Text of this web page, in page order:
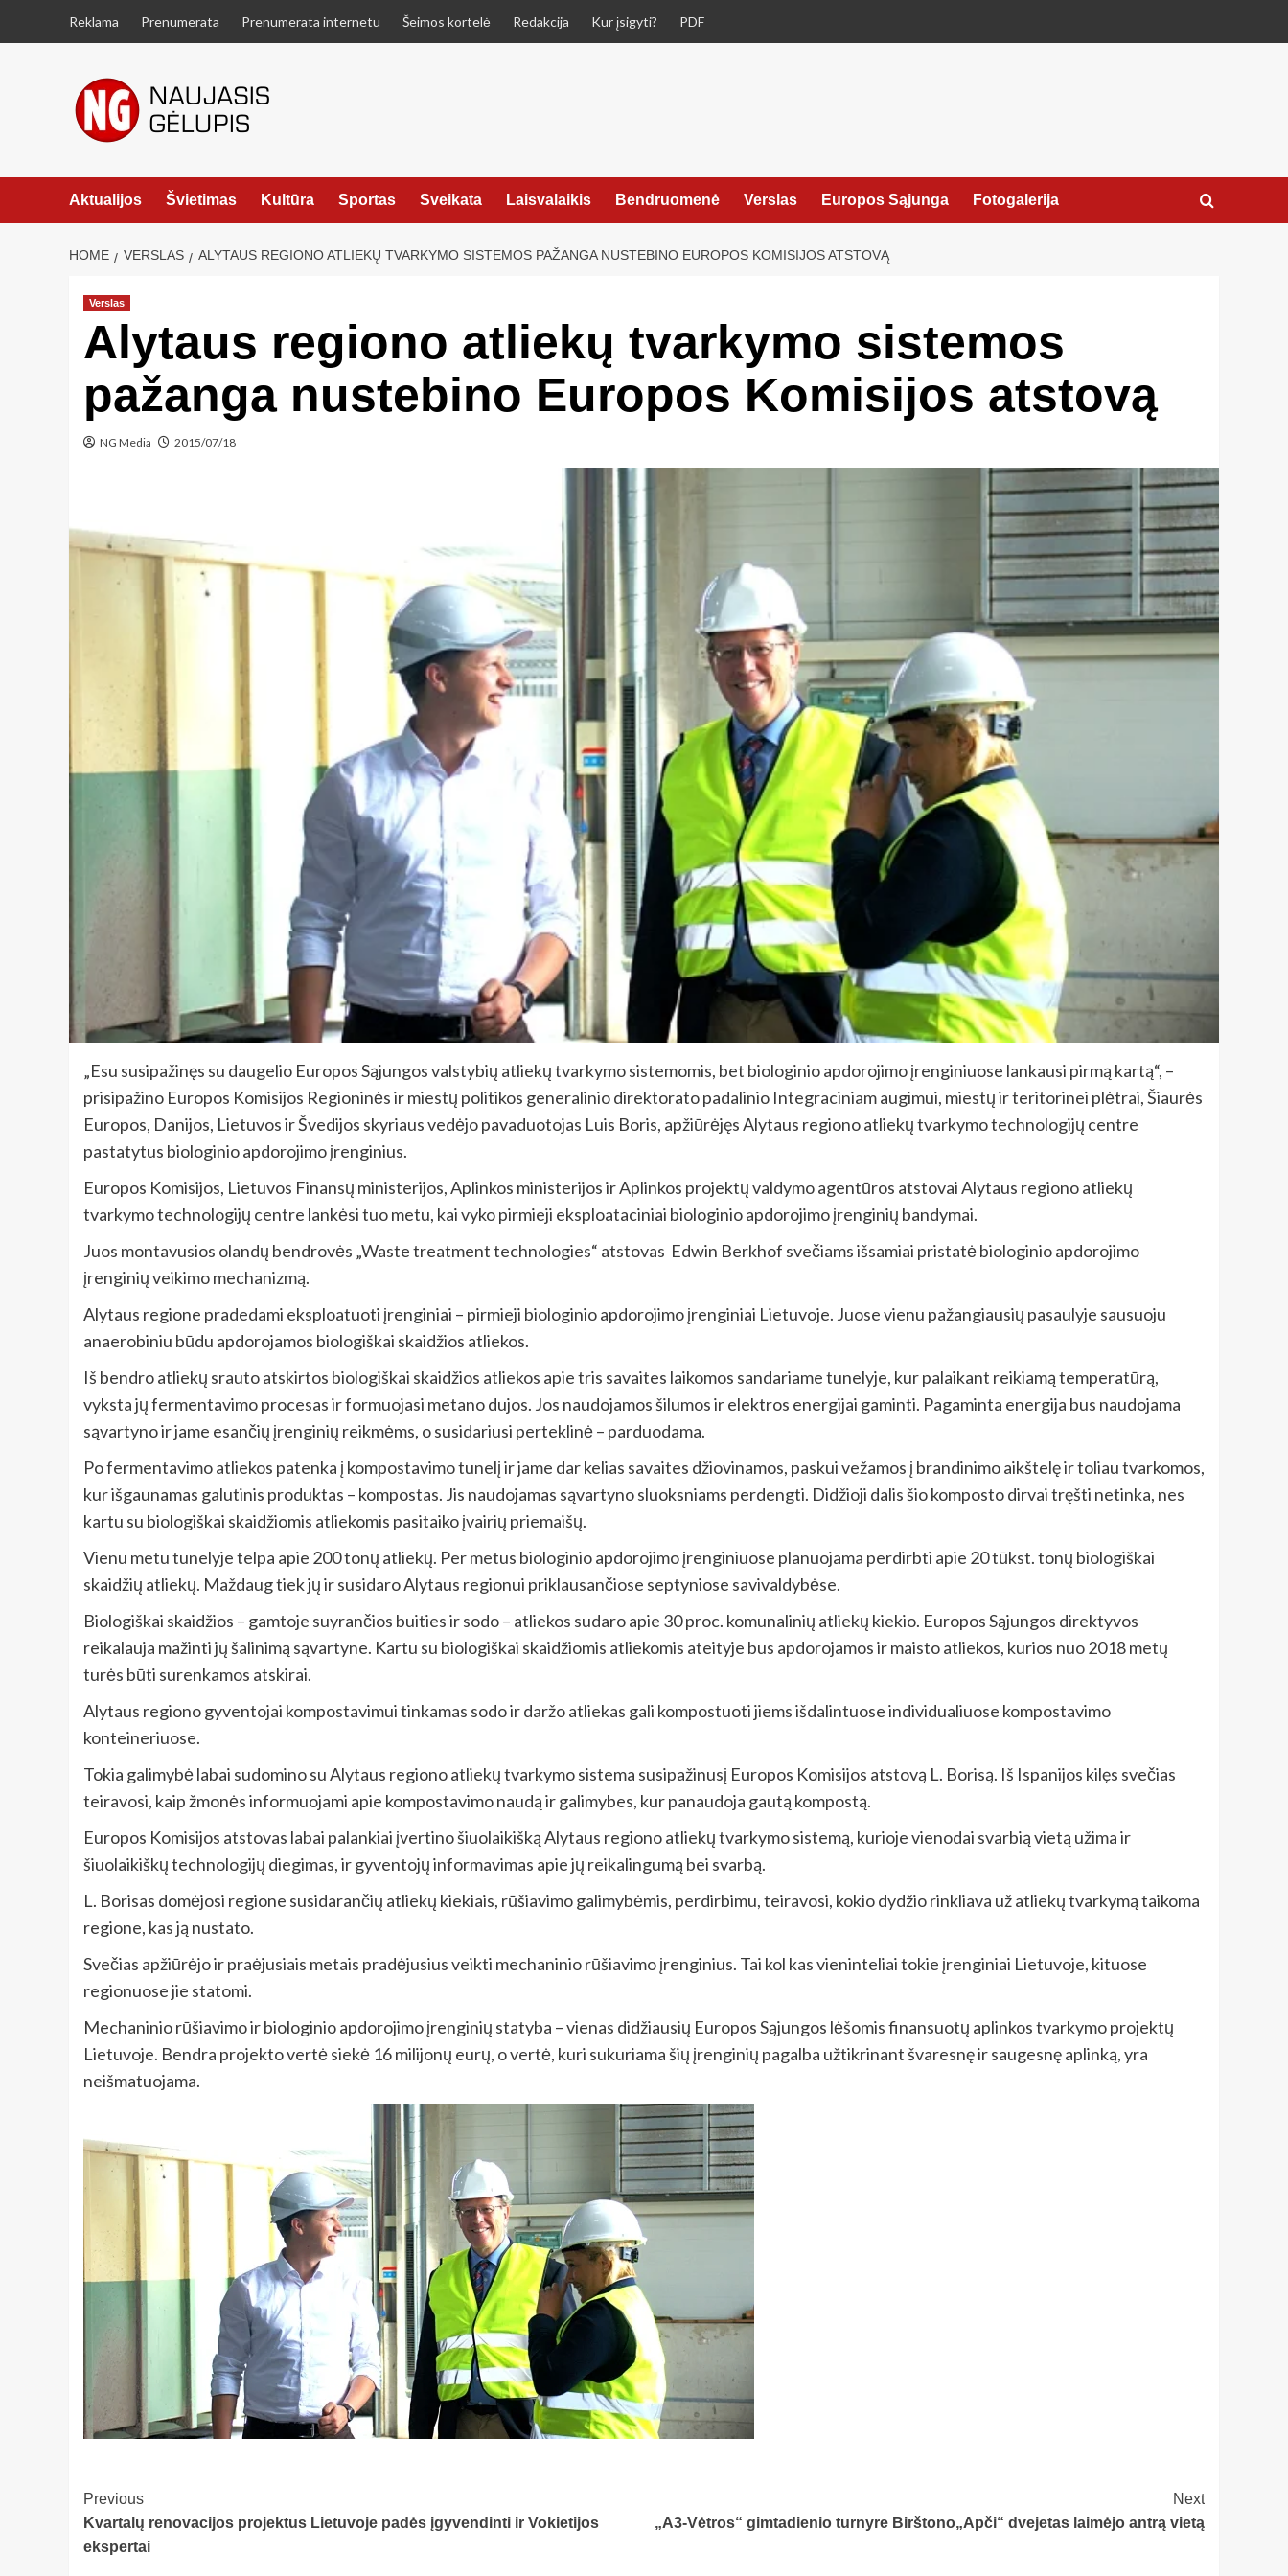
Reklama Prenumerata Prenumerata internetu Šeimos kortelė Redakcija Kur įsigyti? PDF
Aktualijos Švietimas Kultūra Sportas Sveikata Laisvalaikis Bendruomenė Verslas Europos Sąjunga Fotogalerija
HOME VERSLAS ALYTAUS REGIONO ATLIEKŲ TVARKYMO SISTEMOS PAŽANGA NUSTEBINO EUROPOS KOMISIJOS ATSTOVĄ
Verslas
Alytaus regiono atliekų tvarkymo sistemos
pažanga nustebino Europos Komisijos atstovą
NG Media 2015/07/18
„Esu susipažinęs su daugelio Europos Sąjungos valstybių atliekų tvarkymo sistemomis, bet biologinio apdorojimo įrenginiuose lankausi pirmą kartą“, –
prisipažino Europos Komisijos Regioninės ir miestų politikos generalinio direktorato padalinio Integraciniam augimui, miestų ir teritorinei plėtrai, Šiaurės
Europos, Danijos, Lietuvos ir Švedijos skyriaus vedėjo pavaduotojas Luis Boris, apžiūrėjęs Alytaus regiono atliekų tvarkymo technologijų centre
pastatytus biologinio apdorojimo įrenginius.
Europos Komisijos, Lietuvos Finansų ministerijos, Aplinkos ministerijos ir Aplinkos projektų valdymo agentūros atstovai Alytaus regiono atliekų
tvarkymo technologijų centre lankėsi tuo metu, kai vyko pirmieji eksploataciniai biologinio apdorojimo įrenginių bandymai.
Juos montavusios olandų bendrovės „Waste treatment technologies“ atstovas Edwin Berkhof svečiams išsamiai pristatė biologinio apdorojimo
įrenginių veikimo mechanizmą.
Alytaus regione pradedami eksploatuoti įrenginiai – pirmieji biologinio apdorojimo įrenginiai Lietuvoje. Juose vienu pažangiausių pasaulyje sausuoju
anaerobiniu būdu apdorojamos biologiškai skaidžios atliekos.
Iš bendro atliekų srauto atskirtos biologiškai skaidžios atliekos apie tris savaites laikomos sandariame tunelyje, kur palaikant reikiamą temperatūrą,
vyksta jų fermentavimo procesas ir formuojasi metano dujos. Jos naudojamos šilumos ir elektros energijai gaminti. Pagaminta energija bus naudojama
sąvartyno ir jame esančių įrenginių reikmėms, o susidariusi perteklinė – parduodama.
Po fermentavimo atliekos patenka į kompostavimo tunelį ir jame dar kelias savaites džiovinamos, paskui vežamos į brandinimo aikštelę ir toliau tvarkomos,
kur išgaunamas galutinis produktas – kompostas. Jis naudojamas sąvartyno sluoksniams perdengti. Didžioji dalis šio komposto dirvai tręšti netinka, nes
kartu su biologiškai skaidžiomis atliekomis pasitaiko įvairių priemaišų.
Vienu metu tunelyje telpa apie 200 tonų atliekų. Per metus biologinio apdorojimo įrenginiuose planuojama perdirbti apie 20 tūkst. tonų biologiškai
skaidžių atliekų. Maždaug tiek jų ir susidaro Alytaus regionui priklausančiose septyniose savivaldybėse.
Biologiškai skaidžios – gamtoje suyrančios buities ir sodo – atliekos sudaro apie 30 proc. komunalinių atliekų kiekio. Europos Sąjungos direktyvos
reikalauja mažinti jų šalinimą sąvartyne. Kartu su biologiškai skaidžiomis atliekomis ateityje bus apdorojamos ir maisto atliekos, kurios nuo 2018 metų
turės būti surenkamos atskirai.
Alytaus regiono gyventojai kompostavimui tinkamas sodo ir daržo atliekas gali kompostuoti jiems išdalintuose individualiuose kompostavimo
konteineriuose.
Tokia galimybė labai sudomino su Alytaus regiono atliekų tvarkymo sistema susipažinusį Europos Komisijos atstovą L. Borisą. Iš Ispanijos kilęs svečias
teiravosi, kaip žmonės informuojami apie kompostavimo naudą ir galimybes, kur panaudoja gautą kompostą.
Europos Komisijos atstovas labai palankiai įvertino šiuolaikišką Alytaus regiono atliekų tvarkymo sistemą, kurioje vienodai svarbią vietą užima ir
šiuolaikiškų technologijų diegimas, ir gyventojų informavimas apie jų reikalingumą bei svarbą.
L. Borisas domėjosi regione susidarančių atliekų kiekiais, rūšiavimo galimybėmis, perdirbimu, teiravosi, kokio dydžio rinkliava už atliekų tvarkymą taikoma
regione, kas ją nustato.
Svečias apžiūrėjo ir praėjusiais metais pradėjusius veikti mechaninio rūšiavimo įrenginius. Tai kol kas vieninteliai tokie įrenginiai Lietuvoje, kituose
regionuose jie statomi.
Mechaninio rūšiavimo ir biologinio apdorojimo įrenginių statyba – vienas didžiausių Europos Sąjungos lėšomis finansuotų aplinkos tvarkymo projektų
Lietuvoje. Bendra projekto vertė siekė 16 milijonų eurų, o vertė, kuri sukuriama šių įrenginių pagalba užtikrinant švaresnę ir saugesnę aplinką, yra
neišmatuojama.
Post
Navigation
Previous
Kvartalų renovacijos projektus Lietuvoje padės įgyvendinti ir Vokietijos
ekspertai
Next
„A3-Vėtros“ gimtadienio turnyre Birštono„Apči“ dvejetas laimėjo antrą vietą